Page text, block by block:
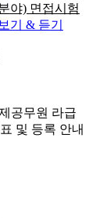
야) 면접시험
기 & 듣기
공무원 라급
및 등록 안내